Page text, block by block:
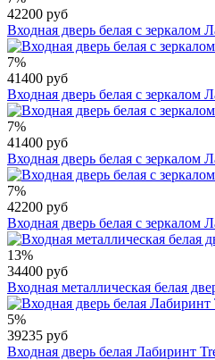
42200 руб
Входная дверь белая с
7%
41400 руб
Входная дверь белая с зеркалом
7%
41400 руб
Входная дверь белая с
7%
42200 руб
Входная дверь белая с
13%
34400 руб
Входная металлическая белая
5%
39235 руб
Входная дверь белая Лабиринт